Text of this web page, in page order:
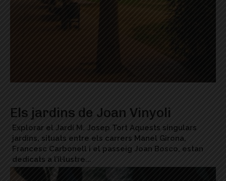
Els jardins de Joan Vinyoli
Explorar el Jardí M. Josep Tort Aquests singulars
jardins, situats entre els carrers Manel Girona,
Francesc Carbonell i el passeig Joan Bosco, estan
dedicats a l’il·lustre...